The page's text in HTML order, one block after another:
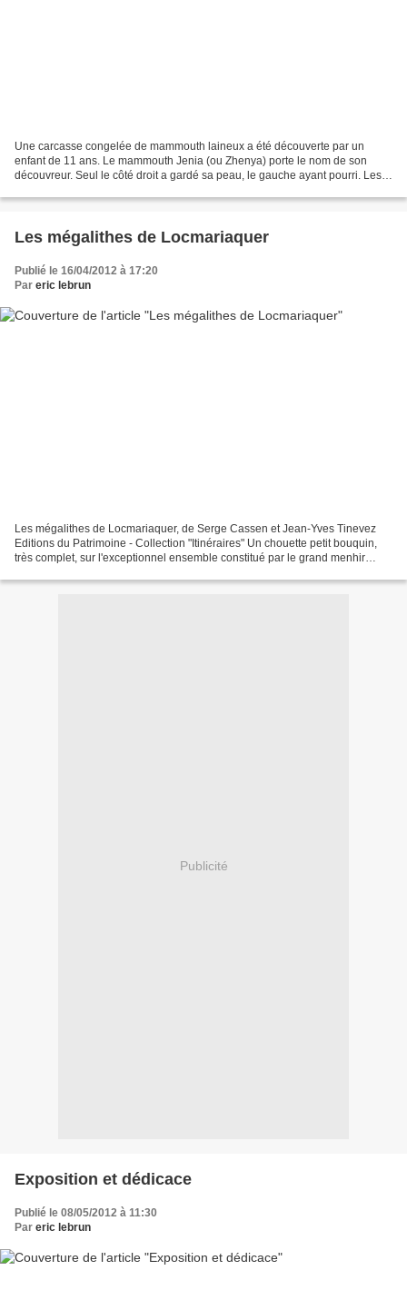
Une carcasse congelée de mammouth laineux a été découverte par un
enfant de 11 ans. Le mammouth Jenia (ou Zhenya) porte le nom de son
découvreur. Seul le côté droit a gardé sa peau, le gauche ayant pourri. Les
Les mégalithes de Locmariaquer
Publié le 16/04/2012 à 17:20
Par eric lebrun
Les mégalithes de Locmariaquer, de Serge Cassen et Jean-Yves Tinevez
Editions du Patrimoine - Collection "Itinéraires" Un chouette petit bouquin,
très complet, sur l'exceptionnel ensemble constitué par le grand menhir
Publicité
Exposition et dédicace
Publié le 08/05/2012 à 11:30
Par eric lebrun